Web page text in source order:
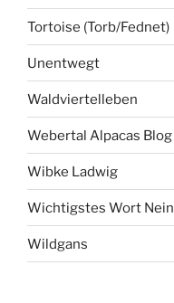
Tortoise (Torb/Fednet)
Unentwegt
Waldviertelleben
Webertal Alpacas Blog
Wibke Ladwig
Wichtigstes Wort Nein
Wildgans